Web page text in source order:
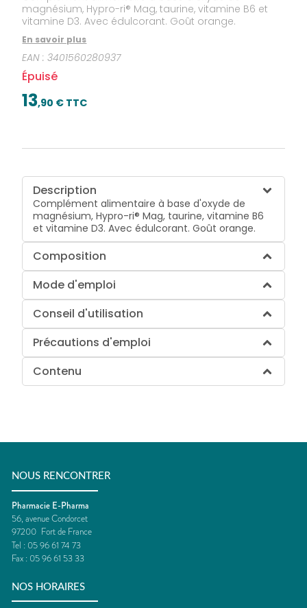
magnésium, Hypro-ri® Mag, taurine, vitamine B6 et
vitamine D3. Avec édulcorant. Goût orange.
En savoir plus
EAN :3401560280937
Épuisé
13,90 € TTC
Description
Complément alimentaire à base d'oxyde de
magnésium, Hypro-ri® Mag, taurine, vitamine B6
et vitamine D3. Avec édulcorant. Goût orange.
Composition
Mode d'emploi
Conseil d'utilisation
Précautions d'emploi
Contenu
NOUS RENCONTRER
Pharmacie E-Pharma
56, avenue Condorcet
97200 Fort de France
Tel : 05 96 61 74 73
Fax : 05 96 61 53 33
NOS HORAIRES